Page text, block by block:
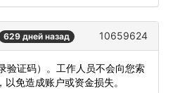
629 дней назад 10659624
验证码）。工作人员不会向您索
免造成账户或资金损失。